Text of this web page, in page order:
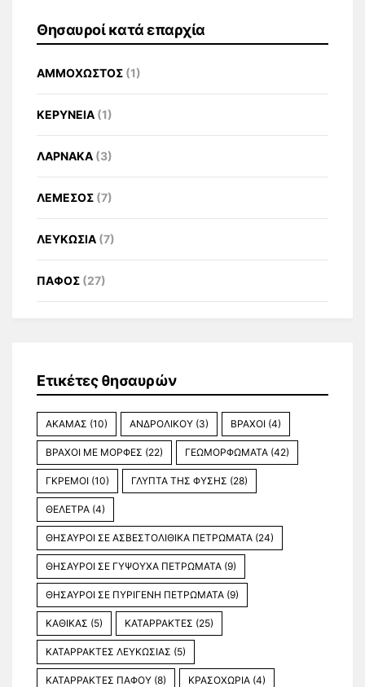
Θησαυροί κατά επαρχία
ΑΜΜΟΧΩΣΤΟΣ (1)
ΚΕΡΥΝΕΙΑ (1)
ΛΑΡΝΑΚΑ (3)
ΛΕΜΕΣΟΣ (7)
ΛΕΥΚΩΣΙΑ (7)
ΠΑΦΟΣ (27)
Ετικέτες θησαυρών
ΑΚΑΜΑΣ (10) ΑΝΔΡΟΛΙΚΟΥ (3) ΒΡΑΧΟΙ (4)
ΒΡΑΧΟΙ ΜΕ ΜΟΡΦΕΣ (22) ΓΕΩΜΟΡΦΩΜΑΤΑ (42)
ΓΚΡΕΜΟΙ (10) ΓΛΥΠΤΑ ΤΗΣ ΦΥΣΗΣ (28)
ΘΕΛΕΤΡΑ (4)
ΘΗΣΑΥΡΟΙ ΣΕ ΑΣΒΕΣΤΟΛΙΘΙΚΑ ΠΕΤΡΩΜΑΤΑ (24)
ΘΗΣΑΥΡΟΙ ΣΕ ΓΥΨΟΥΧΑ ΠΕΤΡΩΜΑΤΑ (9)
ΘΗΣΑΥΡΟΙ ΣΕ ΠΥΡΙΓΕΝΗ ΠΕΤΡΩΜΑΤΑ (9)
ΚΑΘΙΚΑΣ (5) ΚΑΤΑΡΡΑΚΤΕΣ (25)
ΚΑΤΑΡΡΑΚΤΕΣ ΛΕΥΚΩΣΙΑΣ (5)
ΚΑΤΑΡΡΑΚΤΕΣ ΠΑΦΟΥ (8) ΚΡΑΣΟΧΩΡΙΑ (4)